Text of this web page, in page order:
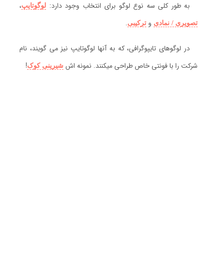
به طور کلی سه نوع لوگو برای انتخاب وجود دارد: لوگوتایپ،
تصویری / نمادی و ترکیبی.
در لوگوهای تایپوگرافی، که به آنها لوگوتایپ نیز می گویند، نام
شرکت را با فونتی خاص طراحی میکنند. نمونه اش شیرینی کوک!